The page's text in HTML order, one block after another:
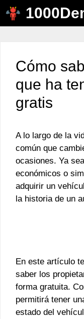
Saltar
Cómo
que ha
gratis
A lo largo de la
común que
ocasiones. Ya
económicos o
adquirir un
la historia de un
En este artículo
saber los
forma gratuita.
permitirá tener
estado del